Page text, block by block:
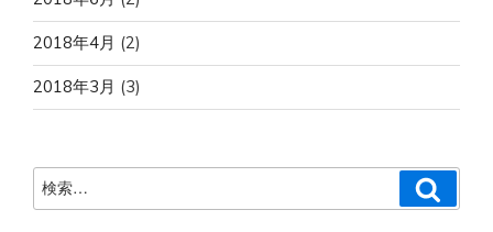
2018年4月 (2)
2018年3月 (3)
検
索: